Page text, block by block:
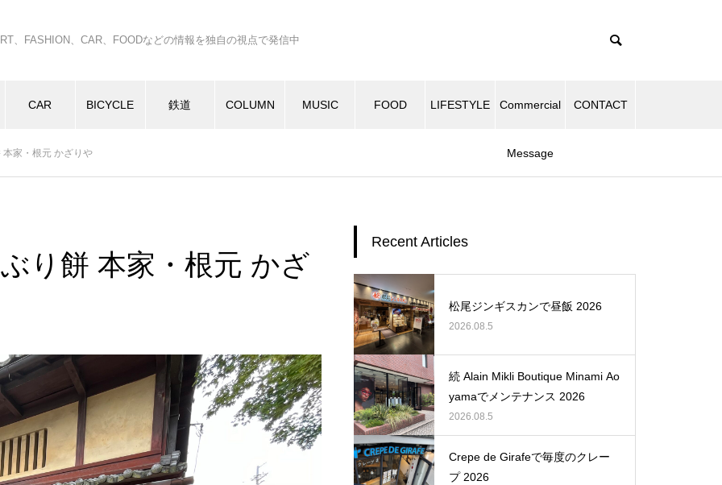
、FASHION、CAR、FOODなどの情報を独自の視点で発信中
CAR BICYCLE 鉄道 COLUMN MUSIC FOOD LIFESTYLE Commercial
Message
CONTACT
家・根元 かざりや
り餅 本家・根元 かざ
Recent Articles
松尾ジンギスカンで昼飯 2026
2026.08.5
続 Alain Mikli Boutique Minami Ao
yamaでメンテナンス 2026
2026.08.5
Crepe de Girafeで毎度のクレー
プ 2026